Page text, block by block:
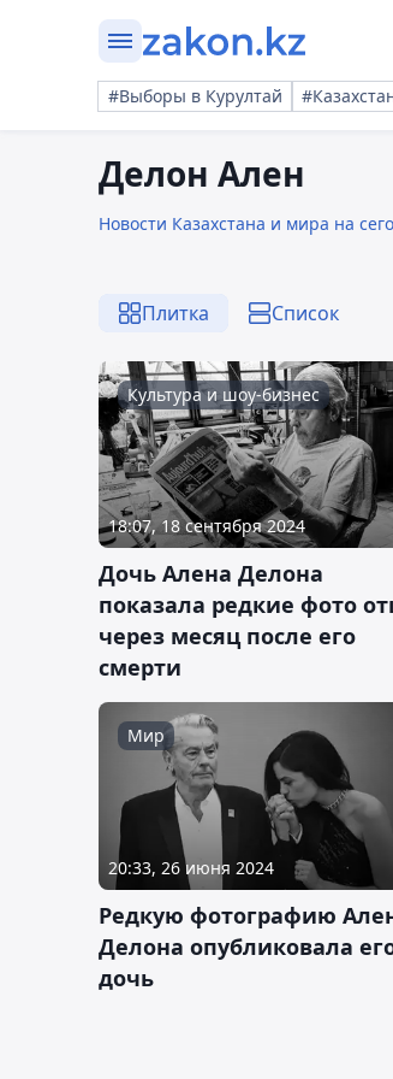
#Выборы в Курултай
Делон Ален
Новости Казахстана и мира на
Плитка Список
Культура и шоу-бизнес
18:07, 18 сентября 2024
Дочь Алена Делона
показала редкие фото
через месяц после его
смерти
Мир
20:33, 26 июня 2024
Редкую фотографию
Делона опубликовала
дочь